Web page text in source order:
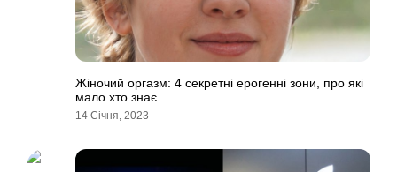
Жіночий оргазм: 4 секретні ерогенні зони, про які
мало хто знає
14 Січня, 2023